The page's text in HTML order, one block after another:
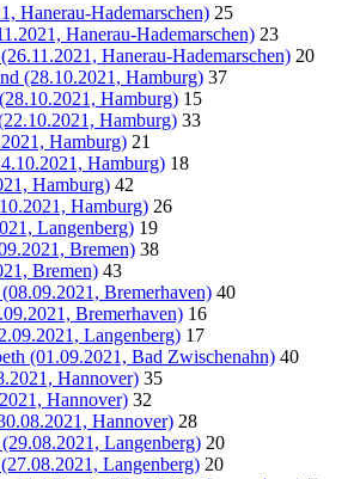
Hanerau-Hademarschen) 25
Hanerau-Hademarschen) 23
Hanerau-Hademarschen) 20
(28.10.2021, Hamburg) 37
Hamburg) 15
Hamburg) 33
Hamburg) 21
Hamburg) 18
Hamburg) 42
Hamburg) 26
Langenberg) 19
Bremen) 38
Bremen) 43
Bremerhaven) 40
Bremerhaven) 16
Langenberg) 17
(01.09.2021, Bad Zwischenahn) 40
Hannover) 35
Hannover) 32
Hannover) 28
Langenberg) 20
Langenberg) 20